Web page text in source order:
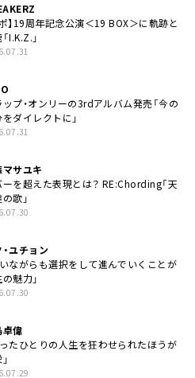
ポ】19周年記念公演＜19 BOX＞に軌跡と
I.K.Z.」
ップ・オンリーの3rdアルバム発売「今の
をダイレクトに」
マサユキ
ーを超えた表現とは？ RE:Chording「天
歌」
・ユチョン
いながらも選択をして進んでいくことが
魅力」
卓偉
ったひとりの人生を狂わせられたほうが